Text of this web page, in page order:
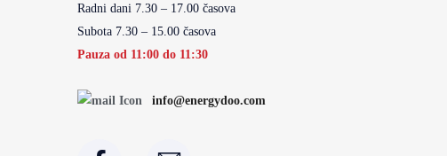
Radni dani 7.30 – 17.00 časova
Subota 7.30 – 15.00 časova
Pauza od 11:00 do 11:30
info@energydoo.com